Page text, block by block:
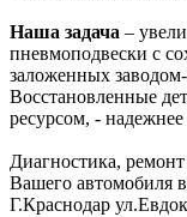
Наша задача –
пневмоподвески с
заложенных
Восстановленные
ресурсом, -
Диагностика,
Вашего автомобиля
Г.Краснодар